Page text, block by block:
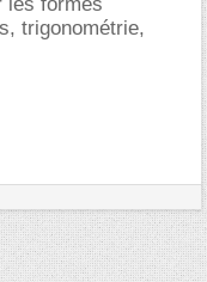
trigonométrie,